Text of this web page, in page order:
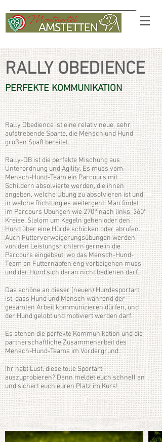
RALLY OBEDIENCE
PERFEKTE KOMMUNIKATION
Rally Obedience ist eine relativ neue, sehr
aufstrebende Sparte, die Mensch und Hund
großen Spaß bereitet.
Rally-OB ist die perfekte Mischung aus
Unterordnung und Agility. Es muss vom
Mensch-Hund-Team ein Parcours mit
Schildern absolvierte werden, die ihnen
angeben, welche Übung zu absolvieren ist und
in welche Richtung es weitergeht. Man findet
im Parcours Übungen wie 270° nach links, 360°
Kreise, Slalom um Kegeln gehen oder den
Hund über eine Hürde schicken oder abrufen.
Auch Futterverweigerungsübungen werden
von den Leistungsrichtern gerne in die
Parcours eingebaut, wo das Mensch-Hund-
Team an Futternäpfen eng vorbeigehen muss
und der Hund sich daran nicht bedienen darf.
Das schöne an dieser (neuen) Hundesportart
ist, dass Hund und Mensch während der
gesamten Arbeit kommunizieren dürfen, und
der Hund gelobt und motiviert werden darf.
Es stehen die perfekte Kommunikation und die
partnerschaftliche Zusammenarbeit des
Mensch-Hund-Teams im Vordergrund.
Ihr habt Lust, diese tolle Sportart
auszuprobieren? Dann meldet euch schnell an
und sichert euch euren Platz im Kurs!